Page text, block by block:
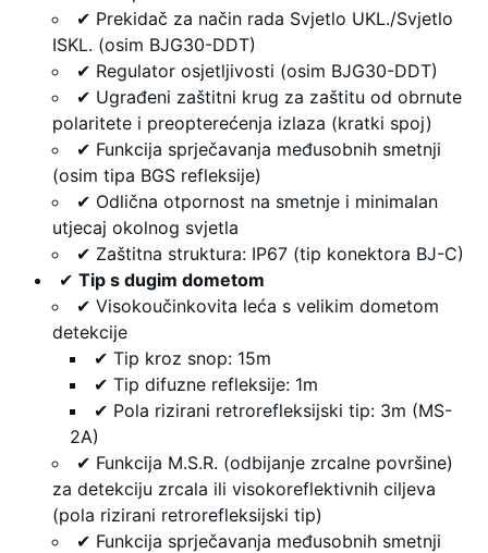
✔ Prekidač za način rada Svjetlo UKL./Svjetlo
ISKL. (osim BJG30-DDT)
✔ Regulator osjetljivosti (osim BJG30-DDT)
✔ Ugrađeni zaštitni krug za zaštitu od obrnute
polaritete i preopterećenja izlaza (kratki spoj)
✔ Funkcija sprječavanja međusobnih smetnji
(osim tipa BGS refleksije)
✔ Odlična otpornost na smetnje i minimalan
utjecaj okolnog svjetla
✔ Zaštitna struktura: IP67 (tip konektora BJ-C)
✔ Tip s dugim dometom
✔ Visokoučinkovita leća s velikim dometom
detekcije
✔ Tip kroz snop: 15m
✔ Tip difuzne refleksije: 1m
✔ Pola rizirani retrorefleksijski tip: 3m (MS-
2A)
✔ Funkcija M.S.R. (odbijanje zrcalne površine)
za detekciju zrcala ili visokoreflektivnih ciljeva
(pola rizirani retrorefleksijski tip)
✔ Funkcija sprječavanja međusobnih smetnji